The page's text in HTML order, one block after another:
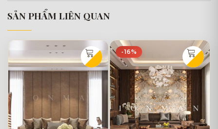
SẢN PHẨM LIÊN QUAN
-16%